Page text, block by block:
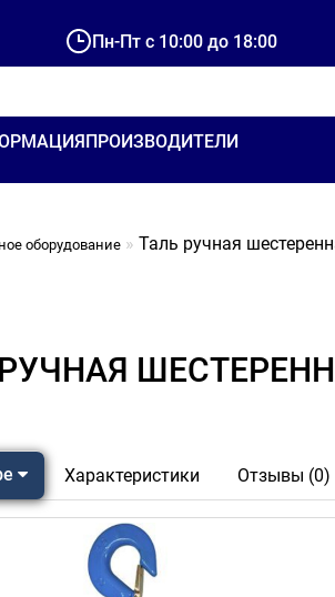
Пн-Пт с 10:00 до 18:00
ПРОИЗВОДИТЕЛИ
оборудование Таль ручная
Характеристики Отзывы (0)